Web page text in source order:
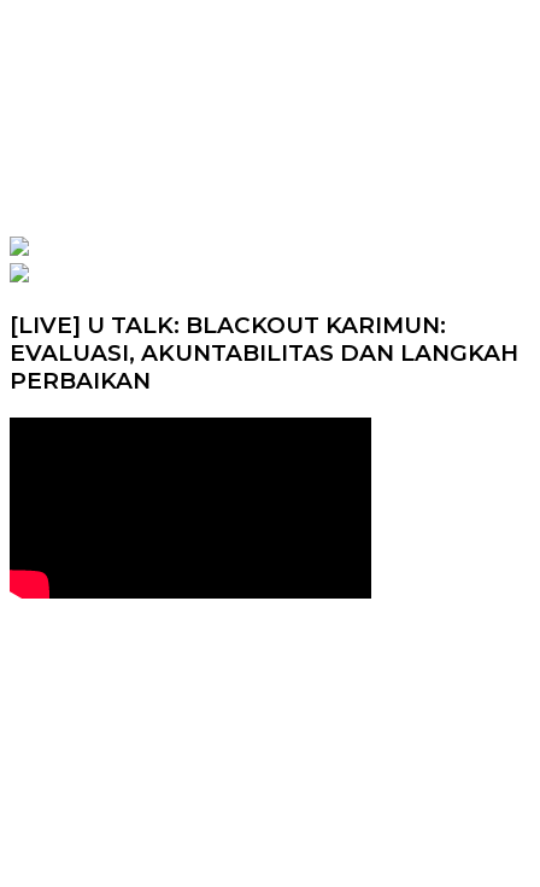
[LIVE] U TALK: BLACKOUT KARIMUN:
EVALUASI, AKUNTABILITAS DAN LANGKAH
PERBAIKAN